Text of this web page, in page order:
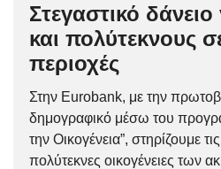
Στεγαστικό δάνειο
και πολύτεκνους
περιοχές
Στην Eurobank, με την
δημογραφικό μέσω του
την Οικογένεια”, στηρίζουμε τις
πολύτεκνες οικογένειες των